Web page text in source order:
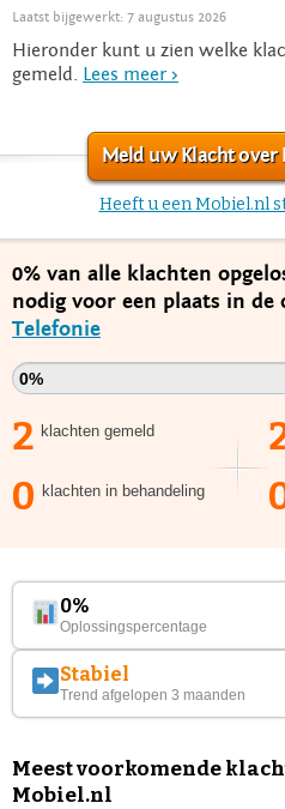
Laatst bijgewerkt: 7 augustus 2026
Hieronder kunt u zien welke
gemeld. Lees meer >
Meld uw Klacht
Heeft u een Mobiel.nl
0% van alle klachten
nodig voor een plaats in de
Telefonie
0%
2 klachten gemeld
0 klachten in behandeling
0%
Oplossingspercentage
Stabiel
Trend afgelopen 3 maanden
Meest voorkomende
Mobiel.nl